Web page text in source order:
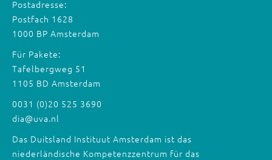
Postadresse:
Postfach 1628
1000 BP Amsterdam
Für Pakete:
Tafelbergweg 51
1105 BD Amsterdam
0031 (0)20 525 3690
dia@uva.nl
Das Duitsland Instituut Amsterdam ist das
niederländische Kompetenzzentrum für das